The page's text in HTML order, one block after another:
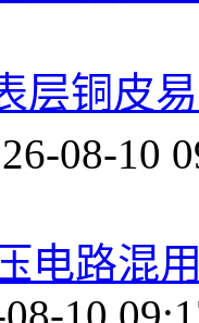
层铜皮
08-10
电路混